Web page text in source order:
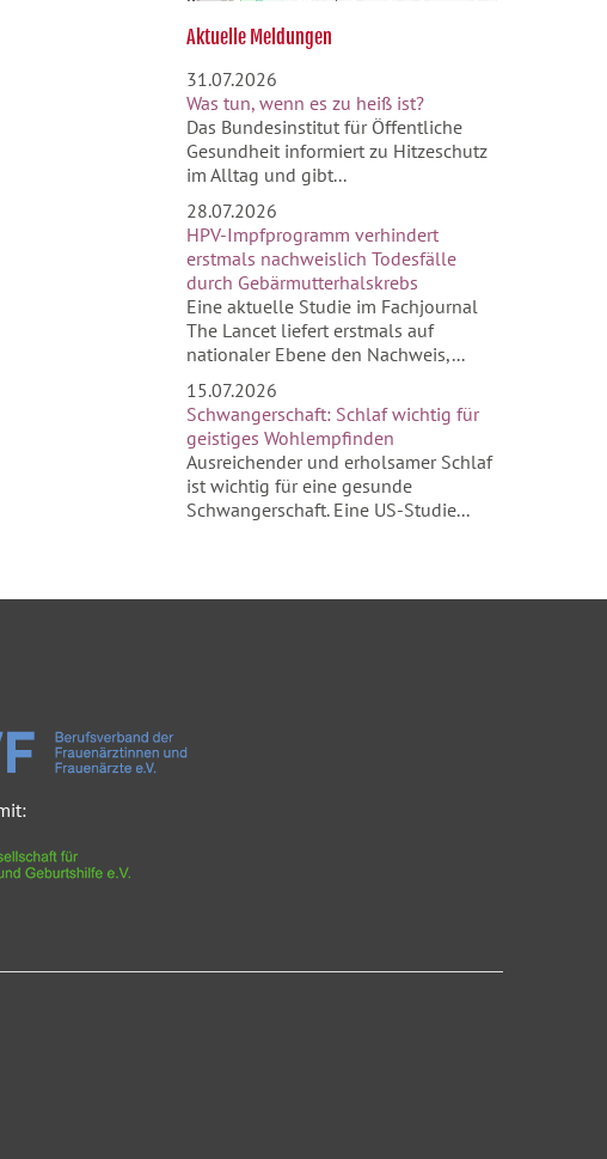
Aktuelle Meldungen
31.07.2026
Was tun, wenn es zu heiß ist?
Das Bundesinstitut für Öffentliche
Gesundheit informiert zu Hitzeschutz
im Alltag und gibt...
28.07.2026
HPV-Impfprogramm verhindert
erstmals nachweislich Todesfälle
durch Gebärmutterhalskrebs
Eine aktuelle Studie im Fachjournal
The Lancet liefert erstmals auf
nationaler Ebene den Nachweis,...
15.07.2026
Schwangerschaft: Schlaf wichtig für
geistiges Wohlempfinden
Ausreichender und erholsamer Schlaf
ist wichtig für eine gesunde
Schwangerschaft. Eine US-Studie...